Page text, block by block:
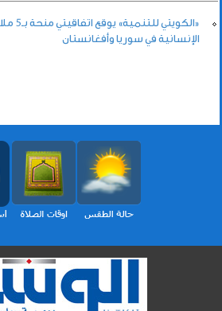
الإنسانية في سوريا وأفغانستان